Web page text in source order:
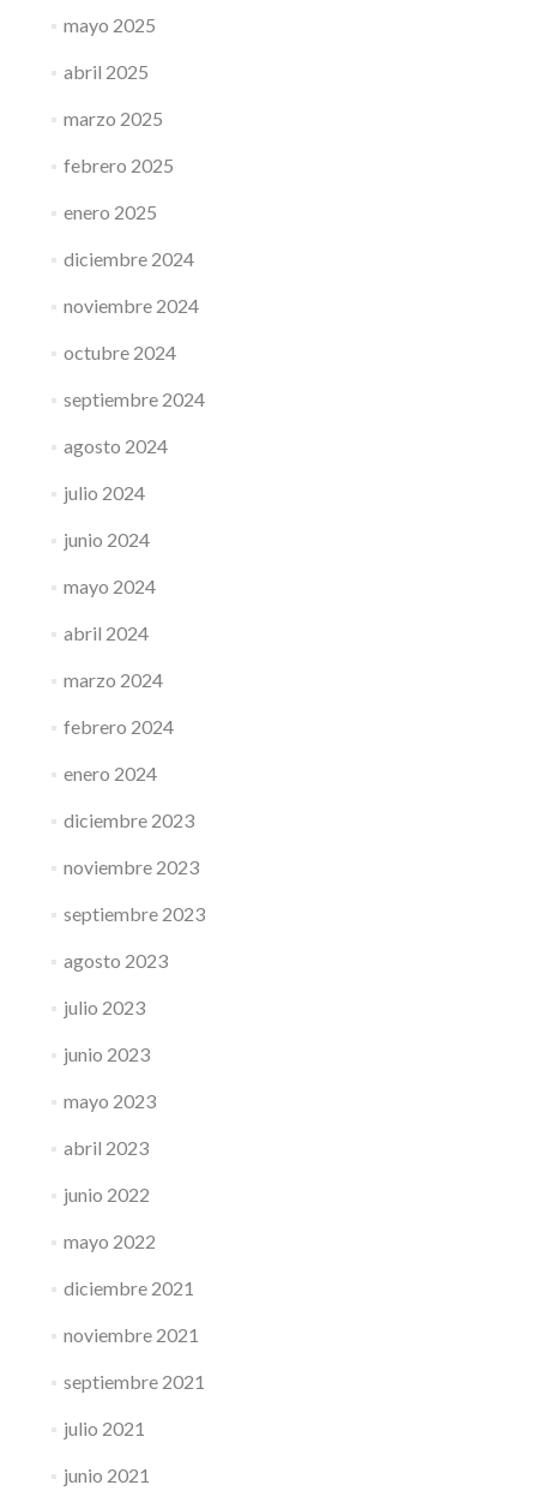
mayo 2025
abril 2025
marzo 2025
febrero 2025
enero 2025
diciembre 2024
noviembre 2024
octubre 2024
septiembre 2024
agosto 2024
julio 2024
junio 2024
mayo 2024
abril 2024
marzo 2024
febrero 2024
enero 2024
diciembre 2023
noviembre 2023
septiembre 2023
agosto 2023
julio 2023
junio 2023
mayo 2023
abril 2023
junio 2022
mayo 2022
diciembre 2021
noviembre 2021
septiembre 2021
julio 2021
junio 2021